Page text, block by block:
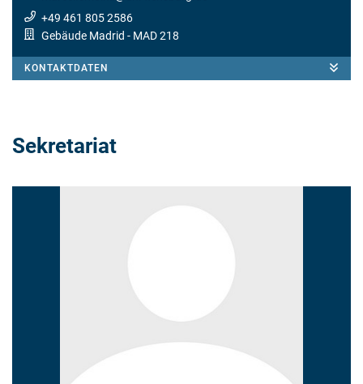
+49 461 805 2586
Gebäude Madrid - MAD 218
KONTAKTDATEN
Sekretariat